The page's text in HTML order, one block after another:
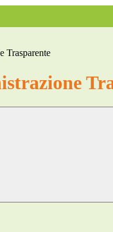
Trasparente